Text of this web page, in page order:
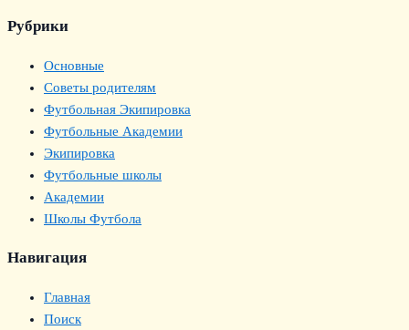
Рубрики
Основные
Советы родителям
Футбольная Экипировка
Футбольные Академии
Экипировка
Футбольные школы
Академии
Школы Футбола
Навигация
Главная
Поиск